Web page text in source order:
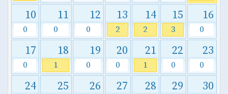
10
0
11
0
12
0
13
2
14
2
15
3
16
0
17
0
18
1
19
0
20
0
21
1
22
0
23
0
24 25 26 27 28 29 30